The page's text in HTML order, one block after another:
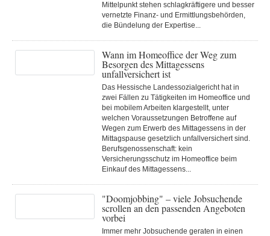
Mittelpunkt stehen schlagkräftigere und besser
vernetzte Finanz- und Ermittlungsbehörden,
die Bündelung der Expertise...
Wann im Homeoffice der Weg zum
Besorgen des Mittagessens
unfallversichert ist
Das Hessische Landessozialgericht hat in
zwei Fällen zu Tätigkeiten im Homeoffice und
bei mobilem Arbeiten klargestellt, unter
welchen Voraussetzungen Betroffene auf
Wegen zum Erwerb des Mittagessens in der
Mittagspause gesetzlich unfallversichert sind.
Berufsgenossenschaft: kein
Versicherungsschutz im Homeoffice beim
Einkauf des Mittagessens...
"Doomjobbing" – viele Jobsuchende
scrollen an den passenden Angeboten
vorbei
Immer mehr Jobsuchende geraten in einen